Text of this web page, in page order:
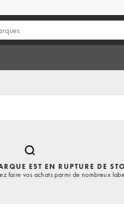
EST EN RUPTURE DE
faire vos achats parmi de nombreux